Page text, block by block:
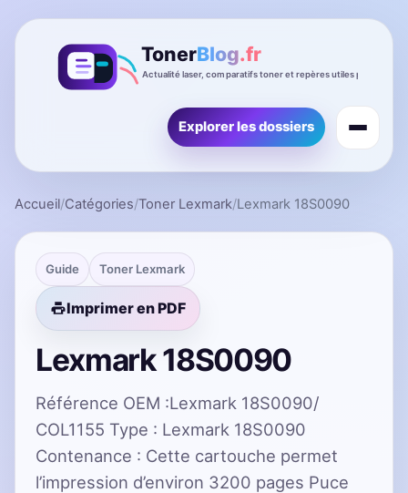
Explorer les dossiers
Accueil/Catégories/Toner Lexmark/Lexmark 18S0090
Guide Toner Lexmark
Imprimer en PDF
Lexmark 18S0090
Référence OEM :Lexmark 18S0090/
COL1155 Type : Lexmark 18S0090
Contenance : Cette cartouche permet
l’impression d’environ 3200 pages Puce